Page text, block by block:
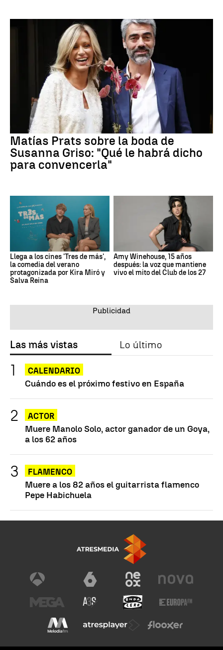
Matías Prats sobre la boda de
Susanna Griso: "Qué le habrá dicho
para convencerla"
Llega a los cines 'Tres de más',
la comedia del verano
protagonizada por Kira Miró y
Salva Reina
Amy Winehouse, 15 años
después: la voz que mantiene
vivo el mito del Club de los 27
Las más vistas Lo último
CALENDARIO
Cuándo es el próximo festivo en España
ACTOR
Muere Manolo Solo, actor ganador de un Goya,
a los 62 años
FLAMENCO
Muere a los 82 años el guitarrista flamenco
Pepe Habichuela